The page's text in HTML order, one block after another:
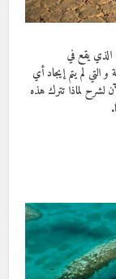
يقع في
و التي لم يتم إيجاد أي
لشرح لماذا تترك هذه